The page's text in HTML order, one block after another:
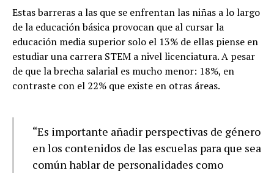
Estas barreras a las que se enfrentan las niñas a lo largo
de la educación básica provocan que al cursar la
educación media superior solo el 13% de ellas piense en
estudiar una carrera STEM a nivel licenciatura. A pesar
de que la brecha salarial es mucho menor: 18%, en
contraste con el 22% que existe en otras áreas.
“Es importante añadir perspectivas de género
en los contenidos de las escuelas para que sea
común hablar de personalidades como